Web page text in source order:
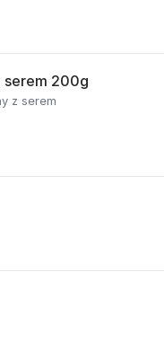
serem 200g
z serem